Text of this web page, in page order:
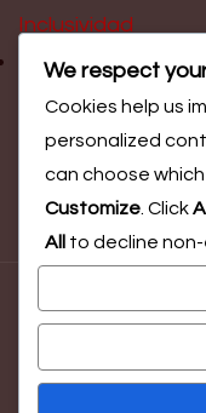
Inclusividad
Representación
Base de FIFA
Iniciativas,
byWordPress.
We respect
Cookies help us
personalized
can choose
Customize . Click
All
to decline